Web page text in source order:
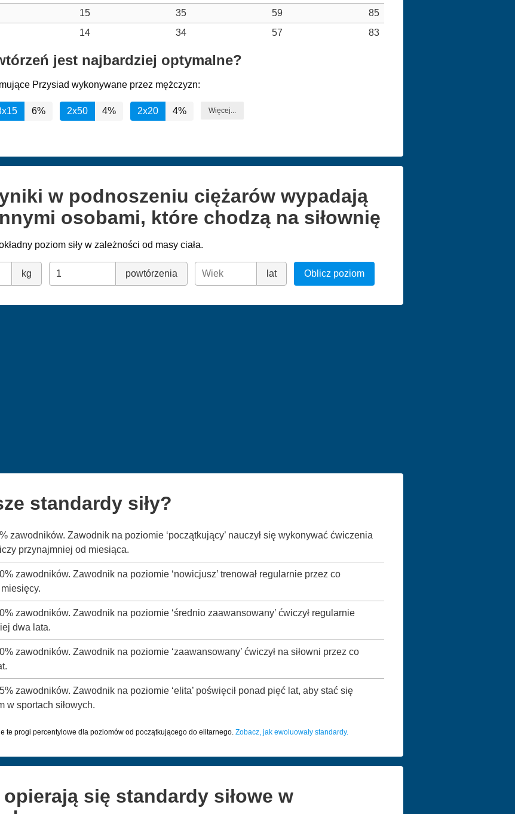
15 35 59
85
14 34 57 83
jest najbardziej optymalne?
Przysiad wykonywane przez mężczyzn:
6% 2x50 4% 2x20 4% Więcej...
w podnoszeniu ciężarów wypadają
osobami, które chodzą na siłownię
poziom siły w zależności od masy ciała.
kg powtórzenia lat Oblicz poziom
standardy siły?
zawodników. Zawodnik na poziomie ‘początkujący’ nauczył się wykonywać ćwiczenia
przynajmniej od miesiąca.
zawodników. Zawodnik na poziomie ‘nowicjusz’ trenował regularnie przez co
zawodników. Zawodnik na poziomie ‘średnio zaawansowany’ ćwiczył regularnie
dwa lata.
zawodników. Zawodnik na poziomie ‘zaawansowany’ ćwiczył na siłowni przez co
zawodników. Zawodnik na poziomie ‘elita’ poświęcił ponad pięć lat, aby stać się
w sportach siłowych.
te progi percentylowe dla poziomów od początkującego do elitarnego. Zobacz, jak ewoluowały standardy.
się standardy siłowe w